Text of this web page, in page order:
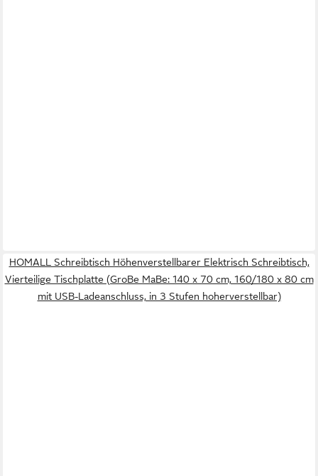
HOMALL Schreibtisch Höhenverstellbarer Elektrisch Schreibtisch,
Vierteilige Tischplatte (GroBe MaBe: 140 x 70 cm, 160/180 x 80 cm
mit USB-Ladeanschluss, in 3 Stufen hoherverstellbar)